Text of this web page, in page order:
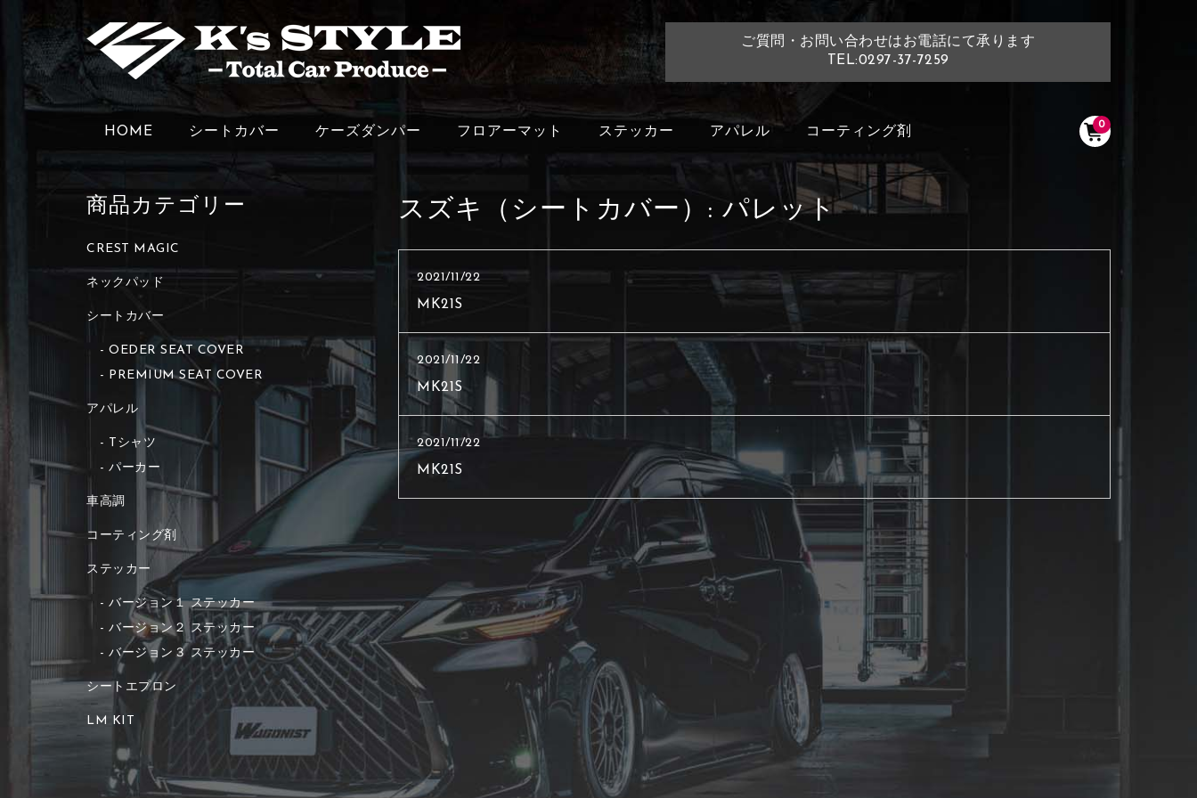
ご質問・お問い合わせはお電話にて承ります
TEL:0297-37-7259
0
HOME シートカバー ケーズダンパー フロアーマット ステッカー アパレル コーティング剤
スズキ（シートカバー）: パレット
2021/11/22
MK21S
2021/11/22
MK21S
2021/11/22
MK21S
商品カテゴリー
CREST MAGIC
ネックパッド
シートカバー
OEDER SEAT COVER
PREMIUM SEAT COVER
アパレル
Tシャツ
パーカー
車高調
コーティング剤
ステッカー
バージョン１ ステッカー
バージョン２ ステッカー
バージョン３ ステッカー
シートエプロン
LM KIT